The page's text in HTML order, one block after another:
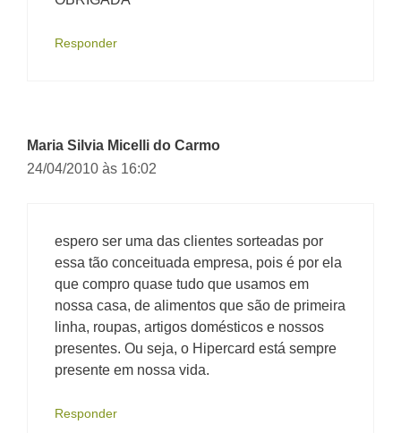
Responder
Maria Silvia Micelli do Carmo
24/04/2010 às 16:02
espero ser uma das clientes sorteadas por
essa tão conceituada empresa, pois é por ela
que compro quase tudo que usamos em
nossa casa, de alimentos que são de primeira
linha, roupas, artigos domésticos e nossos
presentes. Ou seja, o Hipercard está sempre
presente em nossa vida.
Responder